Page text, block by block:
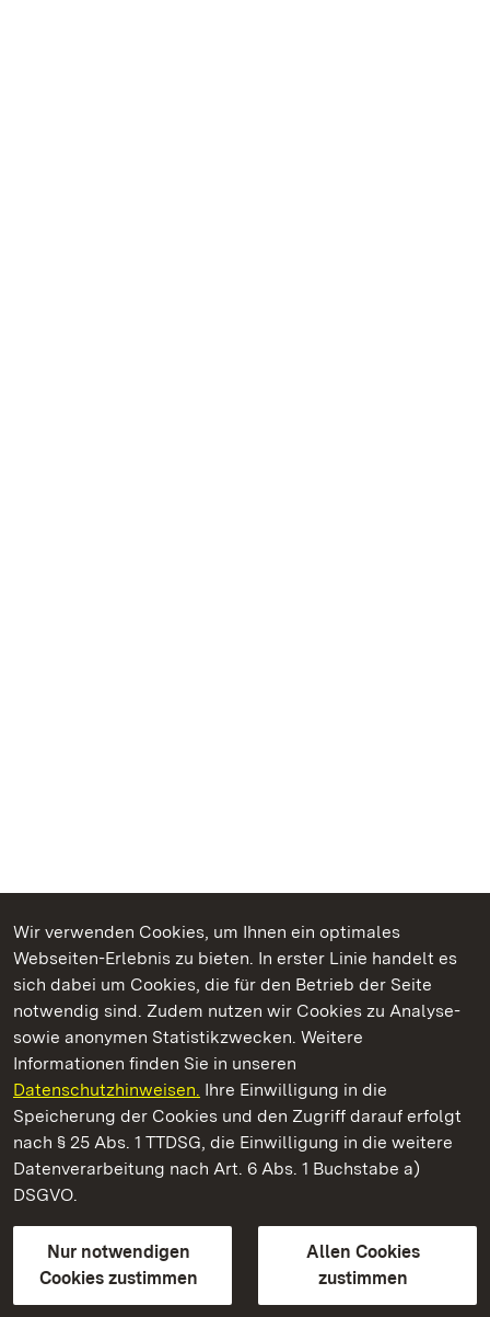
Wir verwenden Cookies, um Ihnen ein optimales
Webseiten-Erlebnis zu bieten. In erster Linie handelt es
sich dabei um Cookies, die für den Betrieb der Seite
notwendig sind. Zudem nutzen wir Cookies zu Analyse-
sowie anonymen Statistikzwecken. Weitere
Informationen finden Sie in unseren
Datenschutzhinweisen. Ihre Einwilligung in die
Speicherung der Cookies und den Zugriff darauf erfolgt
nach § 25 Abs. 1 TTDSG, die Einwilligung in die weitere
Datenverarbeitung nach Art. 6 Abs. 1 Buchstabe a)
DSGVO.
Nur notwendigen
Cookies zustimmen
Allen Cookies
zustimmen
Kommen. Staunen. Genießen.
Barockschloss Mannheim
Staatliche Schlösser und Gärten Baden-Württemberg
Kontakt
GebärdenspracheLeichte Sprache
Erklärung zur Barrierefreiheit
BITV-konform (geprüfte Seiten)